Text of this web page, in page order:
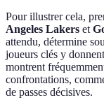
Pour illustrer cela,
Angeles Lakers et
attendu, détermine
joueurs clés y
montrent
confrontations,
de passes décisives.